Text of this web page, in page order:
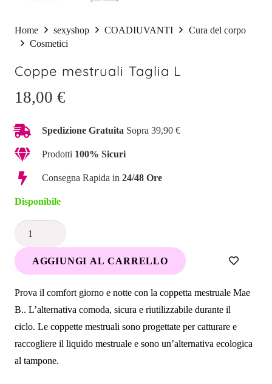
Home sexyshop COADIUVANTI
Cura del corpo
Cosmetici
Coppe mestruali Taglia L
18,00 €
Spedizione Gratuita Sopra 39,90 €
Prodotti 100% Sicuri
Consegna Rapida in 24/48 Ore
Disponibile
Coppe
Taglia
quantità
AGGIUNGI AL CARRELLO
Prova il comfort giorno e notte con la coppetta mestruale Mae
B.. L’alternativa comoda, sicura e riutilizzabile durante il
ciclo. Le coppette mestruali sono progettate per catturare e
raccogliere il liquido mestruale e sono un’alternativa ecologica
al tampone.